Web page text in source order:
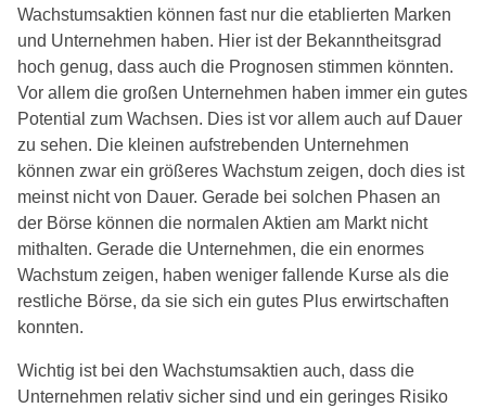
Wachstumsaktien können fast nur die etablierten Marken
und Unternehmen haben. Hier ist der Bekanntheitsgrad
hoch genug, dass auch die Prognosen stimmen könnten.
Vor allem die großen Unternehmen haben immer ein gutes
Potential zum Wachsen. Dies ist vor allem auch auf Dauer
zu sehen. Die kleinen aufstrebenden Unternehmen
können zwar ein größeres Wachstum zeigen, doch dies ist
meinst nicht von Dauer. Gerade bei solchen Phasen an
der Börse können die normalen Aktien am Markt nicht
mithalten. Gerade die Unternehmen, die ein enormes
Wachstum zeigen, haben weniger fallende Kurse als die
restliche Börse, da sie sich ein gutes Plus erwirtschaften
konnten.
Wichtig ist bei den Wachstumsaktien auch, dass die
Unternehmen relativ sicher sind und ein geringes Risiko